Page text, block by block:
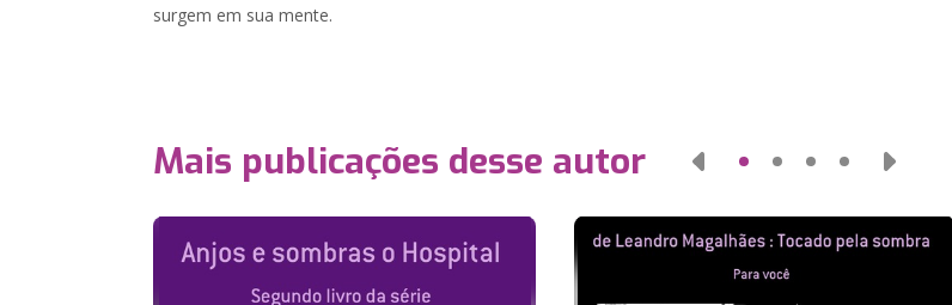
surgem em sua mente.
Mais publicações desse autor